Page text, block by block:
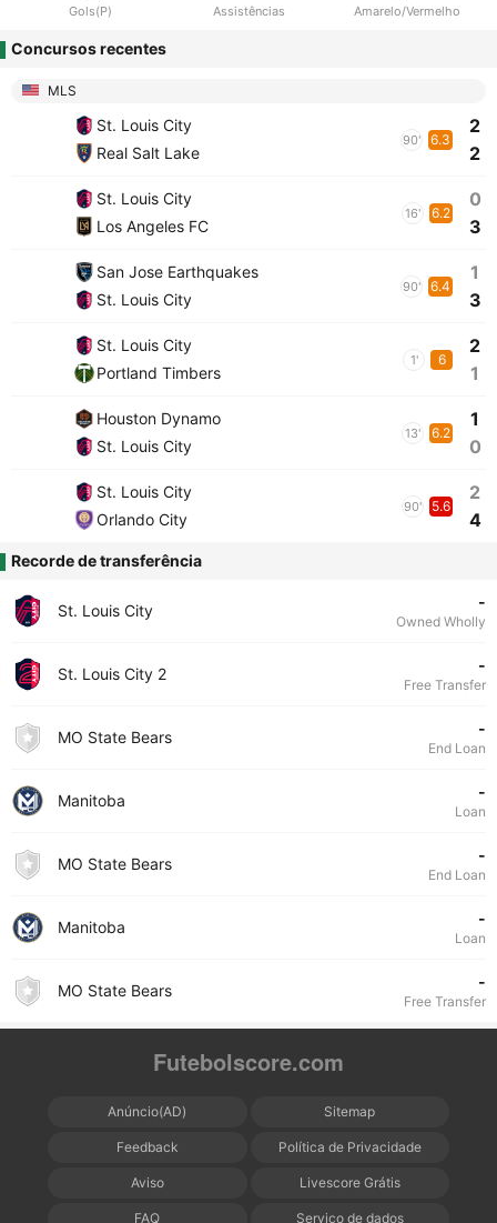
Gols(P) Assistências Amarelo/Vermelho
Concursos recentes
MLS
St. Louis City
Real Salt Lake
90' 6.3
2
2
St. Louis City
Los Angeles FC
16' 6.2
0
3
San Jose Earthquakes
St. Louis City
90' 6.4
1
3
St. Louis City
Portland Timbers
1' 6
2
1
Houston Dynamo
St. Louis City
13' 6.2
1
0
St. Louis City
Orlando City
90' 5.6
2
4
Recorde de transferência
St. Louis City -
Owned Wholly
St. Louis City 2 -
Free Transfer
MO State Bears -
End Loan
Manitoba -
Loan
MO State Bears -
End Loan
Manitoba -
Loan
MO State Bears -
Free Transfer
Futebolscore.com
Anúncio(AD) Sitemap
Feedback Política de Privacidade
Aviso Livescore Grátis
FAQ Serviço de dados